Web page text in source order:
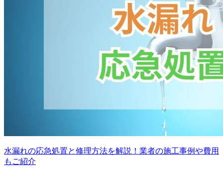
水漏れの応急処置と修理方法を解説！業者の施工事例や費用
もご紹介